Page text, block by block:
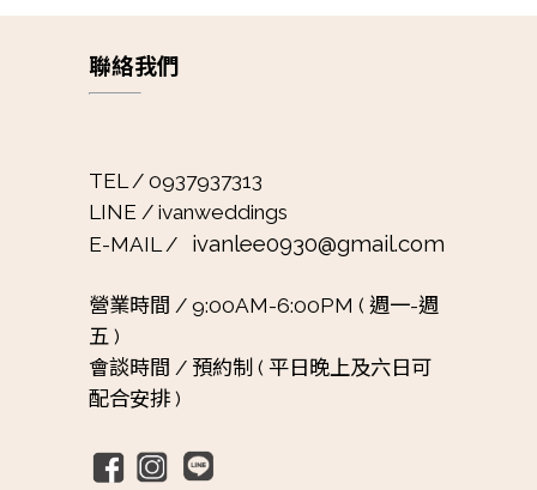
聯絡我們
TEL / 0937937313
LINE / ivanweddings
E-MAIL / ivanlee0930@gmail.com
營業時間 / 9:00AM-6:00PM ( 週一-週
五 )
會談時間 / 預約制 ( 平日晚上及六日可
配合安排 )